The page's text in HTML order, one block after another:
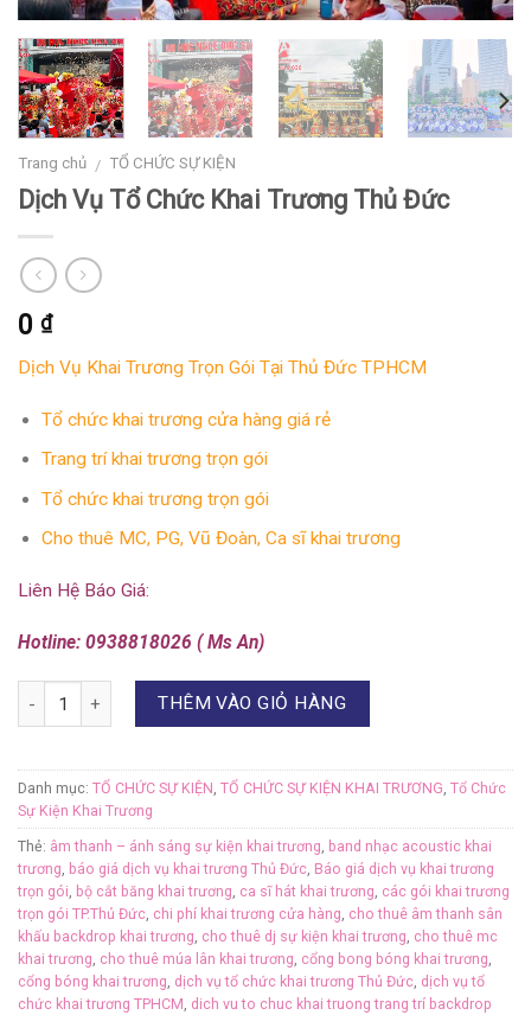
Trang chủ / TỔ CHỨC SỰ KIỆN
Dịch Vụ Tổ Chức Khai Trương Thủ Đức
0 ₫
Dịch Vụ Khai Trương Trọn Gói Tại Thủ Đức TPHCM
Tổ chức khai trương cửa hàng giá rẻ
Trang trí khai trương trọn gói
Tổ chức khai trương trọn gói
Cho thuê MC, PG, Vũ Đoàn, Ca sĩ khai trương
Liên Hệ Báo Giá:
Hotline: 0938818026 ( Ms An)
Số lượng THÊM VÀO GIỎ HÀNG
Danh mục: TỔ CHỨC SỰ KIỆN, TỔ CHỨC SỰ KIỆN KHAI TRƯƠNG, Tổ Chức
Sự Kiện Khai Trương
Thẻ: âm thanh – ánh sáng sự kiện khai trương, band nhạc acoustic khai
trương, báo giá dịch vụ khai trương Thủ Đức, Báo giá dịch vụ khai trương
trọn gói, bộ cắt băng khai trương, ca sĩ hát khai trương, các gói khai trương
trọn gói TP.Thủ Đức, chi phí khai trương cửa hàng, cho thuê âm thanh sân
khấu backdrop khai trương, cho thuê dj sự kiện khai trương, cho thuê mc
khai trương, cho thuê múa lân khai trương, cổng bong bóng khai trương,
cổng bóng khai trương, dịch vụ tổ chức khai trương Thủ Đức, dịch vụ tổ
chức khai trương TPHCM, dich vu to chuc khai truong trang trí backdrop